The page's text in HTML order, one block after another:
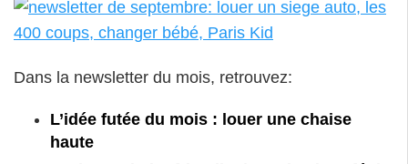
Dans la newsletter du mois, retrouvez:
L’idée futée du mois : louer une chaise
haute